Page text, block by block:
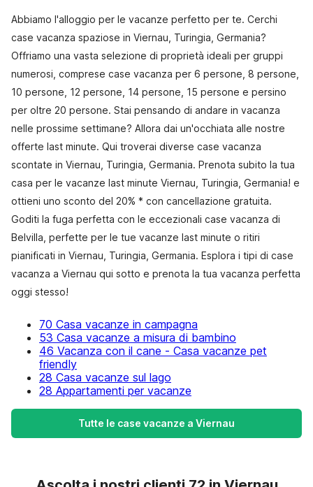
Abbiamo l'alloggio per le vacanze perfetto per te. Cerchi
case vacanza spaziose in Viernau, Turingia, Germania?
Offriamo una vasta selezione di proprietà ideali per gruppi
numerosi, comprese case vacanza per 6 persone, 8 persone,
10 persone, 12 persone, 14 persone, 15 persone e persino
per oltre 20 persone. Stai pensando di andare in vacanza
nelle prossime settimane? Allora dai un'occhiata alle nostre
offerte last minute. Qui troverai diverse case vacanza
scontate in Viernau, Turingia, Germania. Prenota subito la tua
casa per le vacanze last minute Viernau, Turingia, Germania! e
ottieni uno sconto del 20% * con cancellazione gratuita.
Goditi la fuga perfetta con le eccezionali case vacanza di
Belvilla, perfette per le tue vacanze last minute o ritiri
pianificati in Viernau, Turingia, Germania. Esplora i tipi di case
vacanza a Viernau qui sotto e prenota la tua vacanza perfetta
oggi stesso!
70 Casa vacanze in campagna
53 Casa vacanze a misura di bambino
46 Vacanza con il cane - Casa vacanze pet
friendly
28 Casa vacanze sul lago
28 Appartamenti per vacanze
Tutte le case vacanze a Viernau